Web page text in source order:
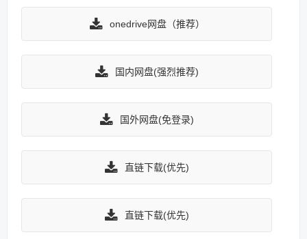
onedrive网盘（推荐）
国内网盘(强烈推荐)
国外网盘(免登录)
直链下载(优先)
直链下载(优先)